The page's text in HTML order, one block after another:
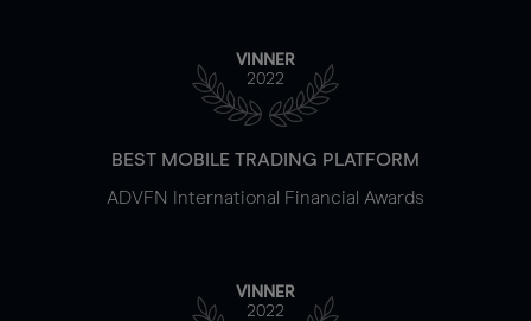
VINNER
2022
BEST MOBILE TRADING PLATFORM
ADVFN International Financial Awards
VINNER
2022